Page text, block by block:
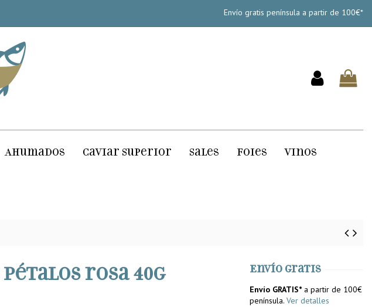
Envío gratis península a partir de 100€*
Ahumados Caviar Superior Sales Foies Vinos
rosa 40g Envío gratis
Envío GRATIS*a partir de 100€
península. Ver detalles